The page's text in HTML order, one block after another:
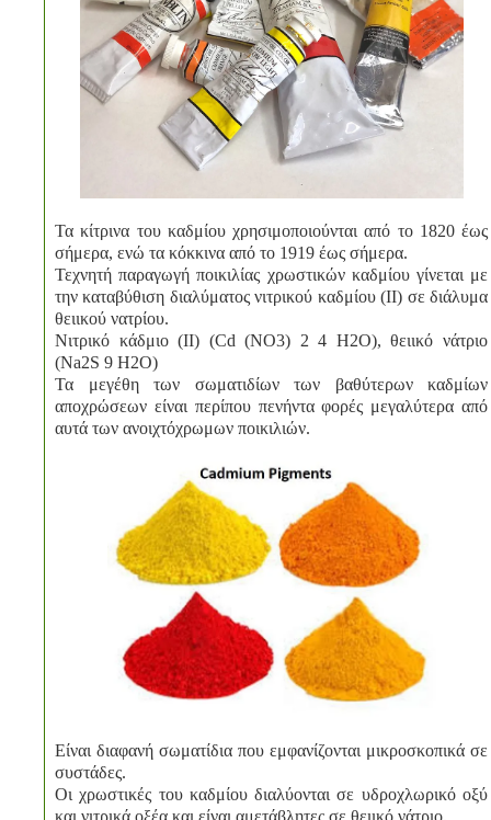
Τα κίτρινα του καδμίου χρησιμοποιούνται από το 1820 έως
σήμερα, ενώ τα κόκκινα από το 1919 έως σήμερα.
Τεχνητή παραγωγή ποικιλίας χρωστικών καδμίου γίνεται με
την καταβύθιση διαλύματος νιτρικού καδμίου (II) σε διάλυμα
θειικού νατρίου.
Νιτρικό κάδμιο (II) (Cd (NO3) 2 4 H2O), θειικό νάτριο
(Na2S 9 H2O)
Τα μεγέθη των σωματιδίων των βαθύτερων καδμίων
αποχρώσεων είναι περίπου πενήντα φορές μεγαλύτερα από
αυτά των ανοιχτόχρωμων ποικιλιών.
Είναι διαφανή σωματίδια που εμφανίζονται μικροσκοπικά σε
συστάδες.
Οι χρωστικές του καδμίου διαλύονται σε υδροχλωρικό οξύ
και νιτρικά οξέα και είναι αμετάβλητες σε θειικό νάτριο.